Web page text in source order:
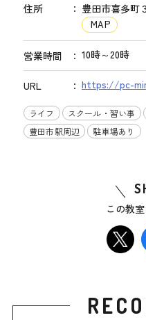
住所 豊田市喜多町
MAP
営業時間 10時～20時
URL https://pc-
ライフ スクール・習い事
豊田市駅周辺
駐車場あり
この教